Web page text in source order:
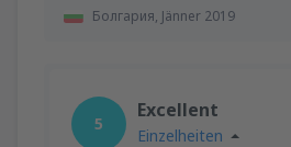
Болгария, Jänner 2019
5
Excellent
Einzelheiten